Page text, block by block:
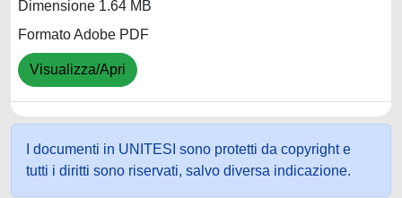
Dimensione 1.64 MB
Formato Adobe PDF
Visualizza/Apri
I documenti in UNITESI sono protetti da copyright e
tutti i diritti sono riservati, salvo diversa indicazione.